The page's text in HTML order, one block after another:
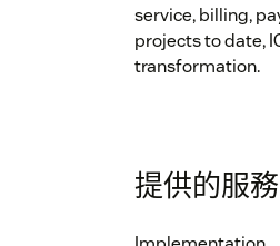
service, billing,
projects to date,
transformation.
提供的服務